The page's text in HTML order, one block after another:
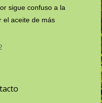
sigue confuso a la
el aceite de más